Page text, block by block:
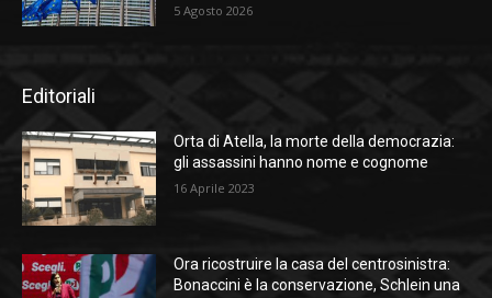
5 Agosto 2026
Editoriali
Orta di Atella, la morte della democrazia:
gli assassini hanno nome e cognome
16 Aprile 2023
Ora ricostruire la casa del centrosinistra:
Bonaccini è la conservazione, Schlein una